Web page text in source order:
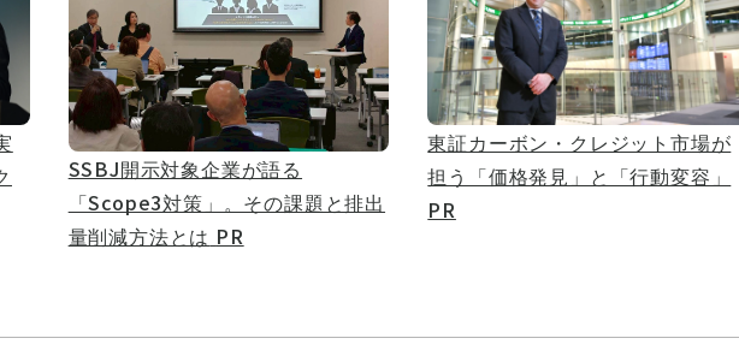
SSBJ開示対象企業が語る
「Scope3対策」。その課題と排出
量削減方法とは PR
東証カーボン・クレジット市場が
担う「価格発見」と「行動変容」
PR